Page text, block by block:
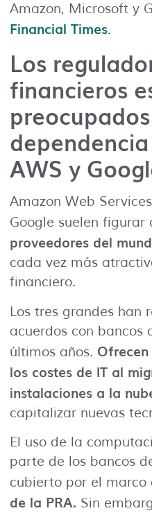
Amazon, Microsoft y
Financial Times.
Los
financieros
AWS y
Amazon Web
Google suelen figurar
proveedores del
cada vez más
financiero.
Los tres grandes han
acuerdos con bancos
últimos años.
los costes de IT al
instalaciones a la
capitalizar nuevas
El uso de la
parte de los bancos
cubierto por el marco
de la PRA. Sin